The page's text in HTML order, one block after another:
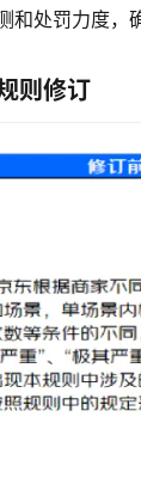
和处罚力度，
则修订